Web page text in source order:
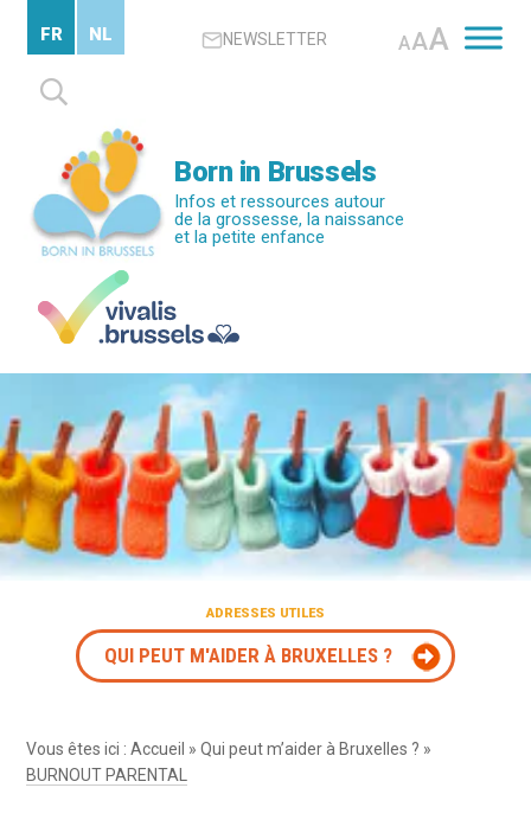
contenu
principal
NEWSLETTER AAA
Rechercher :
FR NL
Born in Brussels
Infos et ressources autour
de la grossesse, la naissance
et la petite enfance
ADRESSES UTILES
QUI PEUT M'AIDER À BRUXELLES ?
Vous êtes ici :Accueil »Qui peut m’aider à Bruxelles ? »
BURNOUT PARENTAL